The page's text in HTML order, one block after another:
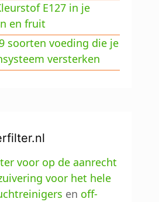
E127 in je
en fruit
9 soorten voeding die je
versterken
voor op de aanrecht
voor het hele
en off-